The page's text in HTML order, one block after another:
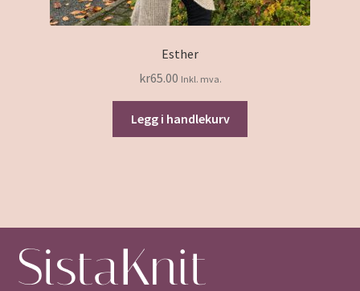
Esther
kr65.00 Inkl. mva.
Legg i handlekurv